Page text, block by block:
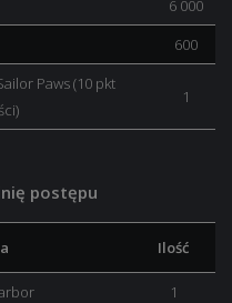
6 000
600
Paws (10 pkt
1
postępu
Ilość
1